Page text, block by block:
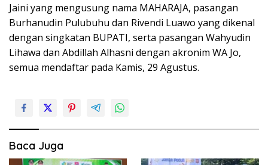
Jaini yang mengusung nama MAHARAJA, pasangan
Burhanudin Pulubuhu dan Rivendi Luawo yang dikenal
dengan singkatan BUPATI, serta pasangan Wahyudin
Lihawa dan Abdillah Alhasni dengan akronim WA Jo,
semua mendaftar pada Kamis, 29 Agustus.
Baca Juga